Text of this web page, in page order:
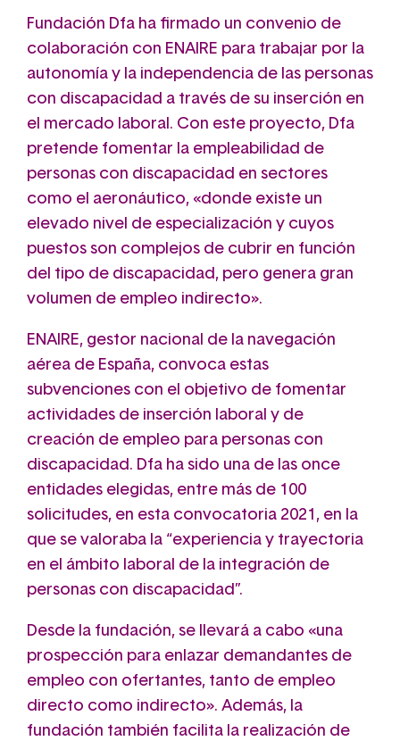
Fundación Dfa ha firmado un convenio de
colaboración con ENAIRE para trabajar por la
autonomía y la independencia de las personas
con discapacidad a través de su inserción en
el mercado laboral. Con este proyecto, Dfa
pretende fomentar la empleabilidad de
personas con discapacidad en sectores
como el aeronáutico, «donde existe un
elevado nivel de especialización y cuyos
puestos son complejos de cubrir en función
del tipo de discapacidad, pero genera gran
volumen de empleo indirecto».
ENAIRE, gestor nacional de la navegación
aérea de España, convoca estas
subvenciones con el objetivo de fomentar
actividades de inserción laboral y de
creación de empleo para personas con
discapacidad. Dfa ha sido una de las once
entidades elegidas, entre más de 100
solicitudes, en esta convocatoria 2021, en la
que se valoraba la “experiencia y trayectoria
en el ámbito laboral de la integración de
personas con discapacidad”.
Desde la fundación, se llevará a cabo «una
prospección para enlazar demandantes de
empleo con ofertantes, tanto de empleo
directo como indirecto». Además, la
fundación también facilita la realización de